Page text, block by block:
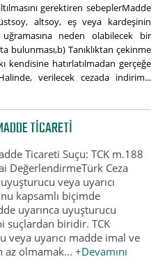
gerektiren sebeplerMadde
altsoy, eş veya kardeşinin
neden olabilecek bir
bulunması,b) Tanıklıktan çekinme
kendisine hatırlatılmadan gerçeğe
verilecek cezada indirim...
TICARETI
Ticareti Suçu: TCK m.188
DeğerlendirmeTürk Ceza
veya uyarıcı
kapsamlı biçimde
uyarınca uyuşturucu
suçlardan biridir. TCK
veya uyarıcı madde imal ve
az olmamak...+Devamını